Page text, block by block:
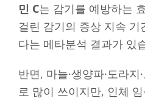
민 C는 감기를 예방하는
걸린 감기의 증상 지속
다는 메타분석 결과가 있
반면, 마늘·생양파·도라
로 많이 쓰이지만, 인체